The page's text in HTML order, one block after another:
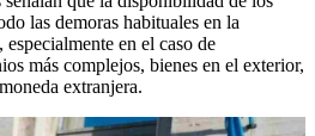
las demoras habituales en la
en el caso de
más complejos, bienes en el exterior,
extranjera.